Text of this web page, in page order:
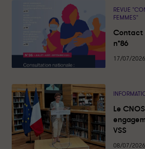
REVUE
FEMMES"
Contact
n°86
17/07/2026
Le
VSS
08/07/2026